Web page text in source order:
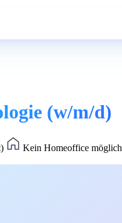
(w/m/d)
Kein Homeoffice möglich